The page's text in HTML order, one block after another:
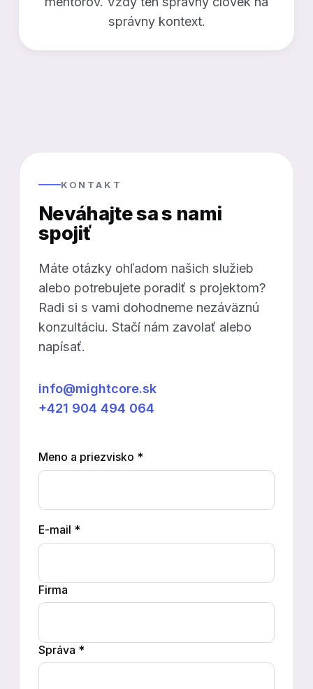
správny kontext.
KONTAKT
Neváhajte sa s nami
spojiť
Máte otázky ohľadom našich služieb
alebo potrebujete poradiť s projektom?
Radi si s vami dohodneme nezáväznú
konzultáciu. Stačí nám zavolať alebo
napísať.
info@mightcore.sk
+421 904 494 064
Meno a priezvisko *
E-mail *
Firma
Správa *